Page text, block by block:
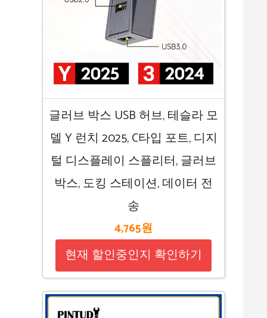
글러브 박스 USB 허브, 테슬라 모
델 Y 런치 2025, C타입 포트, 디지
털 디스플레이 스플리터, 글러브
박스, 도킹 스테이션, 데이터 전
송
4,765원
현재 할인중인지 확인하기